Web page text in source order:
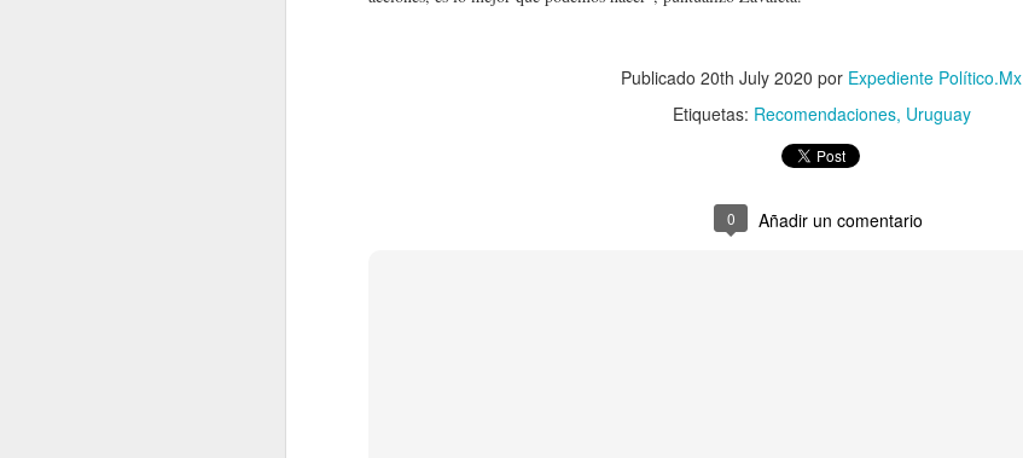
Publicado 20th July 2020 por Expediente Político.Mx
Etiquetas: Recomendaciones Uruguay
0 Añadir un comentario